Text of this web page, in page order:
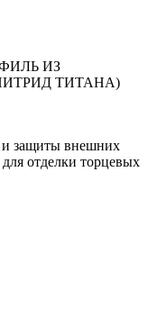
и защиты внешних
отделки торцевых